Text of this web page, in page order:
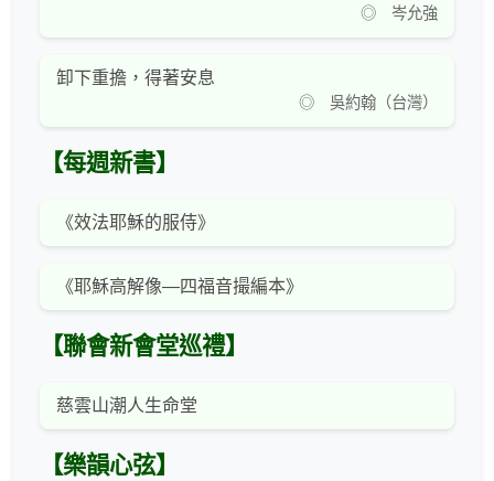
◎ 岑允強
卸下重擔，得著安息
◎ 吳約翰（台灣）
【每週新書】
《效法耶穌的服侍》
《耶穌高解像—四福音撮編本》
【聯會新會堂巡禮】
慈雲山潮人生命堂
【樂韻心弦】